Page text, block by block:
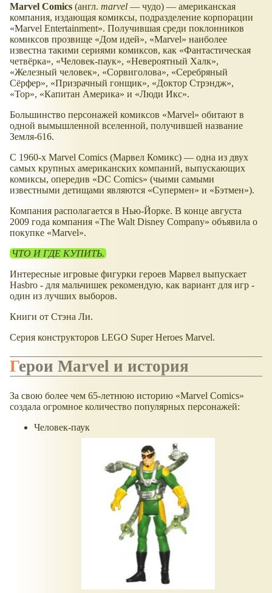
Marvel Comics (англ. marvel — чудо) — американская
компания, издающая комиксы, подразделение корпорации
«Marvel Entertainment». Получившая среди поклонников
комиксов прозвище «Дом идей», «Marvel» наиболее
известна такими сериями комиксов, как «Фантастическая
четвёрка», «Человек-паук», «Невероятный Халк»,
«Железный человек», «Сорвиголова», «Серебряный
Сёрфер», «Призрачный гонщик», «Доктор Стрэндж»,
«Тор», «Капитан Америка» и «Люди Икс».
Большинство персонажей комиксов «Marvel» обитают в
одной вымышленной вселенной, получившей название
Земля-616.
С 1960-х Marvel Comics (Марвел Комикс) — одна из двух
самых крупных американских компаний, выпускающих
комиксы, опередив «DC Comics» (чьими самыми
известными детищами являются «Супермен» и «Бэтмен»).
Компания располагается в Нью-Йорке. В конце августа
2009 года компания «The Walt Disney Company» объявила о
покупке «Marvel».
ЧТО И ГДЕ КУПИТЬ.
Интересные игровые фигурки героев Марвел выпускает
Hasbro - для мальчишек рекомендую, как вариант для игр -
один из лучших выборов.
Книги от Стэна Ли.
Серия конструкторов LEGO Super Heroes Marvel.
Герои Marvel и история
За свою более чем 65-летнюю историю «Marvel Comics»
создала огромное количество популярных персонажей:
Человек-паук